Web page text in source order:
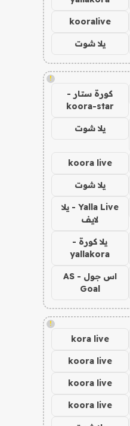
kooralive
يلا شوت
!
كورة ستار -
koora-star
يلا شوت
koora live
يلا شوت
Yalla Live - يلا
لايف
يلا كورة -
yallakora
اس جول - AS
Goal
!
kora live
koora live
koora live
koora live